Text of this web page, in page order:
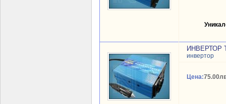
ИНВЕРТОР
инвертор
Цена: